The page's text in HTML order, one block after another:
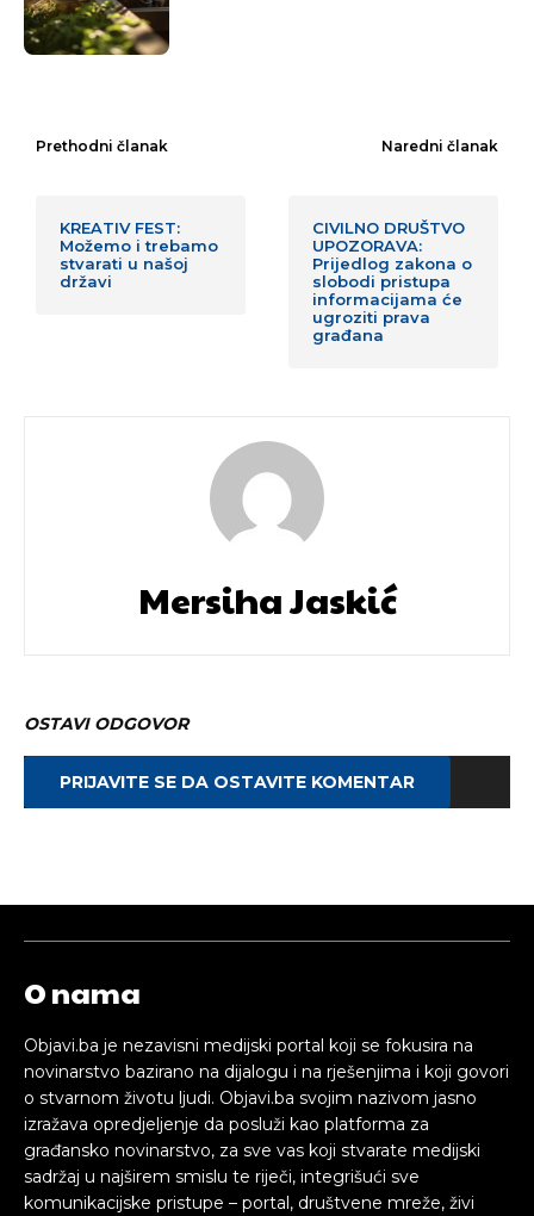
Prethodni članak
KREATIV FEST:
Možemo i trebamo
stvarati u našoj
državi
Naredni članak
CIVILNO DRUŠTVO
UPOZORAVA:
Prijedlog zakona o
slobodi pristupa
informacijama će
ugroziti prava
građana
Mersiha Jaskić
OSTAVI ODGOVOR
PRIJAVITE SE DA OSTAVITE KOMENTAR
O nama
Objavi.ba je nezavisni medijski portal koji se fokusira na
novinarstvo bazirano na dijalogu i na rješenjima i koji govori
o stvarnom životu ljudi. Objavi.ba svojim nazivom jasno
izražava opredjeljenje da posluži kao platforma za
građansko novinarstvo, za sve vas koji stvarate medijski
sadržaj u najširem smislu te riječi, integrišući sve
komunikacijske pristupe – portal, društvene mreže, živi